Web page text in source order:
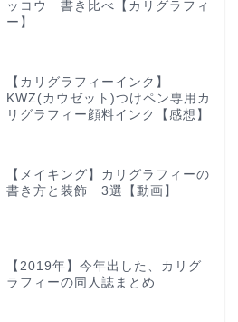
ッコウ 書き比べ【カリグラフィ
ー】
【カリグラフィーインク】
KWZ(カウゼット)つけペン専用カ
リグラフィー顔料インク【感想】
【メイキング】カリグラフィーの
書き方と装飾 3選【動画】
【2019年】今年出した、カリグ
ラフィーの同人誌まとめ